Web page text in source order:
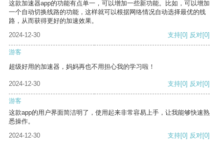
这款加速器app的功能有点单一，可以增加一些新功能。比如，可以增加
一个自动切换线路的功能，这样就可以根据网络情况自动选择最优的线
路，从而获得更好的加速效果。
2024-12-30
支持[0] 反对[0]
游客
超级好用的加速器，妈妈再也不用担心我的学习啦！
2024-12-30 支持[0] 反对[0]
游客
这款app的用户界面简洁明了，使用起来非常容易上手，让我能够快速熟
悉操作。
2024-12-30
支持[0] 反对[0]